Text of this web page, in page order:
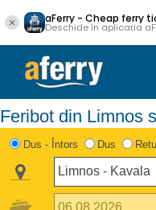
aFerry - Cheap ferry
Deschide în aplicația
Feribot din Limnos
Dus - Întors Dus